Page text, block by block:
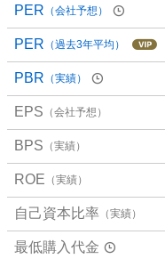
た
い
%
、
様
子
見
0
、
売
り
PER （会社予想）
PER （過去3年平均）
PBR （実績）
EPS （会社予想）
BPS （実績）
ROE （実績）
自己資本比率 （実績）
最低購入代金